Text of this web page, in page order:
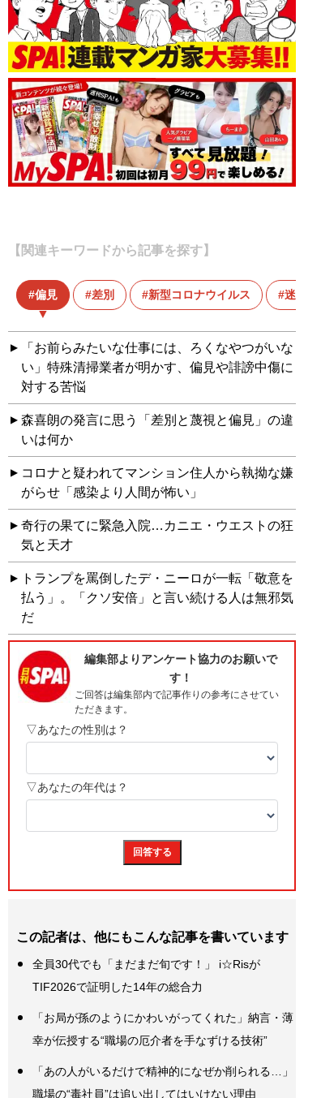
【関連キーワードから記事を探す】
偏見 差別 新型コロナウイルス 迷惑行
「お前らみたいな仕事には、ろくなやつがいな
い」特殊清掃業者が明かす、偏見や誹謗中傷に
対する苦悩
森喜朗の発言に思う「差別と蔑視と偏見」の違
いは何か
コロナと疑われてマンション住人から執拗な嫌
がらせ「感染より人間が怖い」
奇行の果てに緊急入院…カニエ・ウエストの狂
気と天才
トランプを罵倒したデ・ニーロが一転「敬意を
払う」。「クソ安倍」と言い続ける人は無邪気
だ
この記者は、他にもこんな記事を書いています
全員30代でも「まだまだ旬です！」 i☆Risが
TIF2026で証明した14年の総合力
「お局が孫のようにかわいがってくれた」納言・薄
幸が伝授する“職場の厄介者を手なずける技術”
「あの人がいるだけで精神的になぜか削られる…」
職場の“毒社員”は追い出してはいけない理由